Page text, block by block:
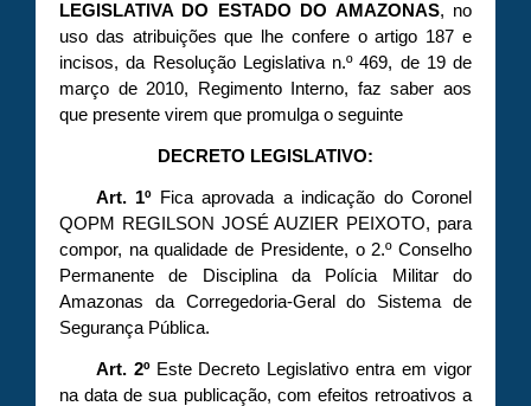
LEGISLATIVA DO ESTADO DO AMAZONAS, no
uso das atribuições que lhe confere o artigo 187 e
incisos, da Resolução Legislativa n.º 469, de 19 de
março de 2010, Regimento Interno, faz saber aos
que presente virem que promulga o seguinte
DECRETO LEGISLATIVO:
Art. 1º Fica aprovada a indicação do Coronel
QOPM REGILSON JOSÉ AUZIER PEIXOTO, para
compor, na qualidade de Presidente, o 2.º Conselho
Permanente de Disciplina da Polícia Militar do
Amazonas da Corregedoria-Geral do Sistema de
Segurança Pública.
Art. 2º Este Decreto Legislativo entra em vigor
na data de sua publicação, com efeitos retroativos a